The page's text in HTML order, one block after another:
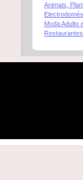
Animais,
Moda Adulto
Restaurantes